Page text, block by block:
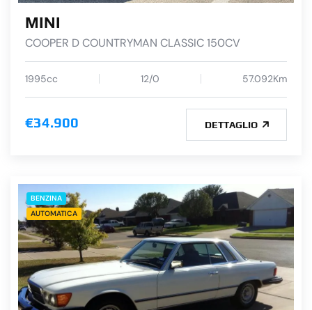
MINI
COOPER D COUNTRYMAN CLASSIC 150CV
1995cc 12/0 57.092Km
€34.900 DETTAGLIO
BENZINA
AUTOMATICA